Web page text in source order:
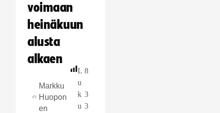
voimaan
heinäkuun
alusta
alkaen
Markku
Huopon
en
L
u
k
u
8
3
3